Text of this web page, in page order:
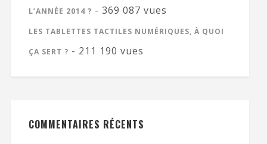
L’ANNÉE 2014 ? - 369 087 vues
LES TABLETTES TACTILES NUMÉRIQUES, À QUOI
ÇA SERT ? - 211 190 vues
COMMENTAIRES RÉCENTS